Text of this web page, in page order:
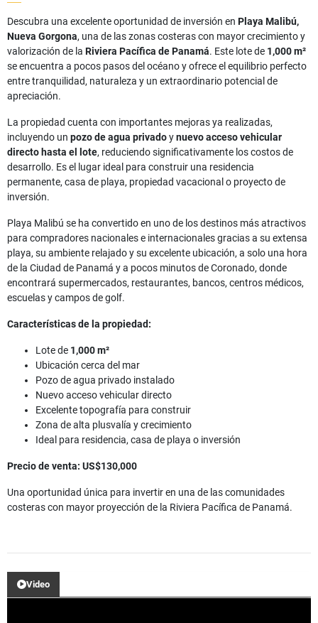
Descubra una excelente oportunidad de inversión en Playa Malibú,
Nueva Gorgona, una de las zonas costeras con mayor crecimiento y
valorización de la Riviera Pacífica de Panamá. Este lote de 1,000 m²
se encuentra a pocos pasos del océano y ofrece el equilibrio perfecto
entre tranquilidad, naturaleza y un extraordinario potencial de
apreciación.
La propiedad cuenta con importantes mejoras ya realizadas,
incluyendo un pozo de agua privadoynuevo acceso vehicular
directo hasta el lote, reduciendo significativamente los costos de
desarrollo. Es el lugar ideal para construir una residencia
permanente, casa de playa, propiedad vacacional o proyecto de
inversión.
Playa Malibú se ha convertido en uno de los destinos más atractivos
para compradores nacionales e internacionales gracias a su extensa
playa, su ambiente relajado y su excelente ubicación, a solo una hora
de la Ciudad de Panamá y a pocos minutos de Coronado, donde
encontrará supermercados, restaurantes, bancos, centros médicos,
escuelas y campos de golf.
Características de la propiedad:
Lote de 1,000 m²
Ubicación cerca del mar
Pozo de agua privado instalado
Nuevo acceso vehicular directo
Excelente topografía para construir
Zona de alta plusvalía y crecimiento
Ideal para residencia, casa de playa o inversión
Precio de venta: US$130,000
Una oportunidad única para invertir en una de las comunidades
costeras con mayor proyección de la Riviera Pacífica de Panamá.
Video